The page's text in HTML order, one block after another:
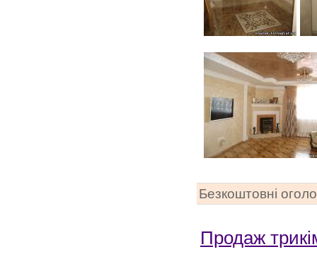
Безкоштовні
Продаж